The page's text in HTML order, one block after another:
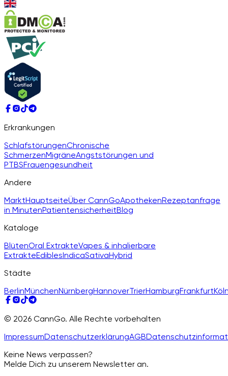
Erkrankungen
SchlafstörungenChronische
SchmerzenMigräneAngststörungen und
PTBSFrauengesundheit
Andere
MarktHauptseiteÜber CannGoApothekenRezeptanfrage
in MinutenPatientensicherheitBlog
Kataloge
BlütenOral ExtrakteVapes & inhalierbare
ExtrakteEdiblesIndicaSativaHybrid
Städte
BerlinMünchenNürnbergHannoverTrierHamburgFrankfurt
© 2026 CannGo. Alle Rechte vorbehalten
ImpressumDatenschutzerklärungAGB
Keine News verpassen?
Melde Dich zu unserem Newsletter an.